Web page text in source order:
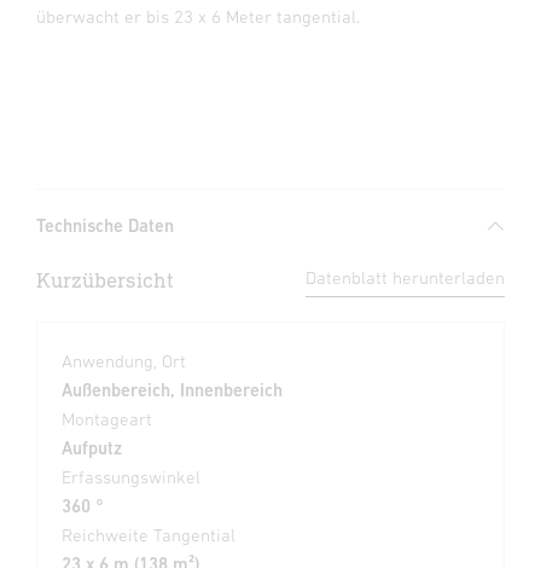
überwacht er bis 23 x 6 Meter tangential.
Technische Daten
Kurzübersicht Datenblatt herunterladen
Anwendung, Ort
Außenbereich, Innenbereich
Montageart
Aufputz
Erfassungswinkel
360 °
Reichweite Tangential